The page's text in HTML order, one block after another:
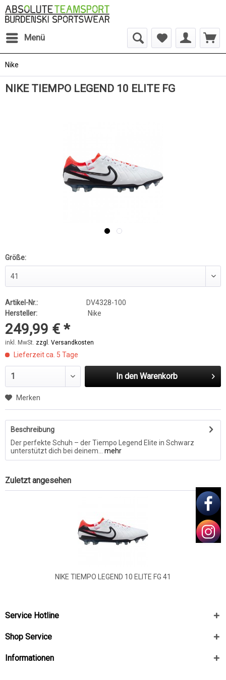
Menü
Nike
NIKE TIEMPO LEGEND 10 ELITE FG
Größe:
Artikel-Nr.:
DV4328-100
Hersteller:
Nike
249,99 € *
inkl. MwSt. zzgl. Versandkosten
Lieferzeit ca. 5 Tage
In den Warenkorb
Merken
Beschreibung
Der perfekte Schuh – der Tiempo Legend Elite in Schwarz
unterstützt dich bei deinem...
mehr
Zuletzt angesehen
NIKE TIEMPO LEGEND 10 ELITE FG 41
Service Hotline
Shop Service
Informationen